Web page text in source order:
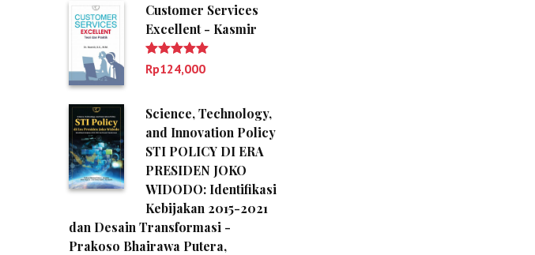
Customer Services
Excellent - Kasmir
Dinilai 5.00
dari 5
Rp124,000
Science, Technology,
and Innovation Policy
STI POLICY DI ERA
PRESIDEN JOKO
WIDODO: Identifikasi
Kebijakan 2015-2021
dan Desain Transformasi -
Prakoso Bhairawa Putera,